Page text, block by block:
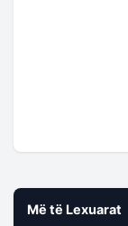
Më të Lexuarat